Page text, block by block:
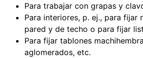
Para trabajar con grapas y
Para interiores, p. ej., para fijar
pared y de techo o para fijar
Para fijar tablones
aglomerados, etc.